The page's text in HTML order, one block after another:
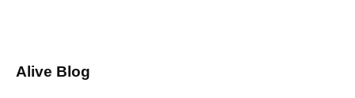
Alive Blog